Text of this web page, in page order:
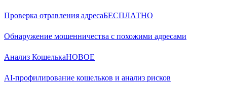
Проверка отравления адресаБЕСПЛАТНО
Обнаружение мошенничества с похожими адресами
Анализ КошелькаНОВОЕ
AI-профилирование кошельков и анализ рисков